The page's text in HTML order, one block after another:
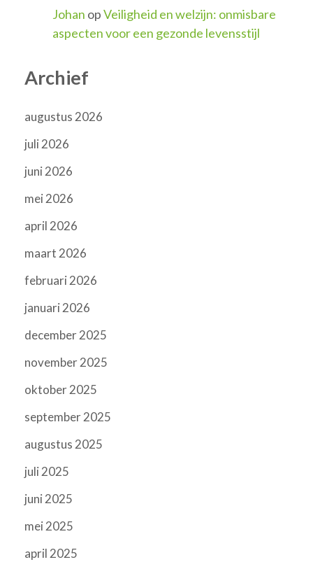
Johan opVeiligheid en welzijn: onmisbare
aspecten voor een gezonde levensstijl
Archief
augustus 2026
juli 2026
juni 2026
mei 2026
april 2026
maart 2026
februari 2026
januari 2026
december 2025
november 2025
oktober 2025
september 2025
augustus 2025
juli 2025
juni 2025
mei 2025
april 2025